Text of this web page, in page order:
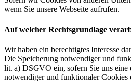
wenn Sie unsere Webseite aufrufen.
Auf welcher Rechtsgrundlage
Wir haben ein berechtigtes Interesse
Die Speicherung notwendiger und
lit. a) DSGVO ein, sofern Sie uns
notwendiger und funktionaler